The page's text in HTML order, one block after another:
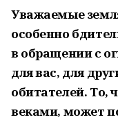
Уважаемые
особенно
в обращении с
для вас, для
обитателей. То,
веками, может